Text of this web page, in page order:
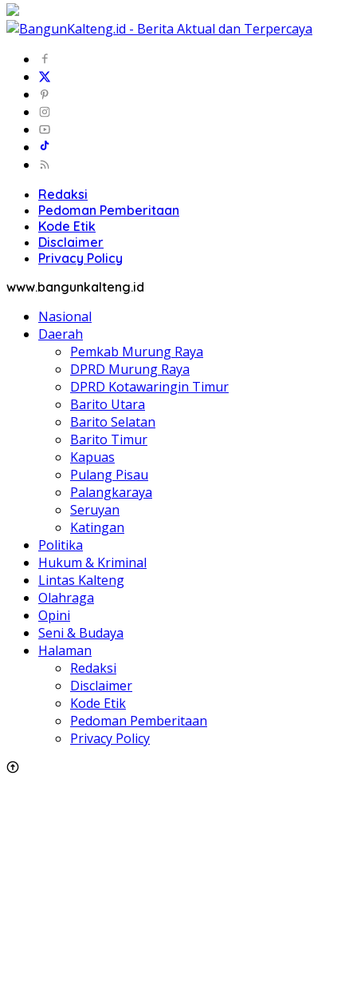
Redaksi
Pedoman Pemberitaan
Kode Etik
Disclaimer
Privacy Policy
www.bangunkalteng.id
Nasional
Daerah
Pemkab Murung Raya
DPRD Murung Raya
DPRD Kotawaringin Timur
Barito Utara
Barito Selatan
Barito Timur
Kapuas
Pulang Pisau
Palangkaraya
Seruyan
Katingan
Politika
Hukum & Kriminal
Lintas Kalteng
Olahraga
Opini
Seni & Budaya
Halaman
Redaksi
Disclaimer
Kode Etik
Pedoman Pemberitaan
Privacy Policy